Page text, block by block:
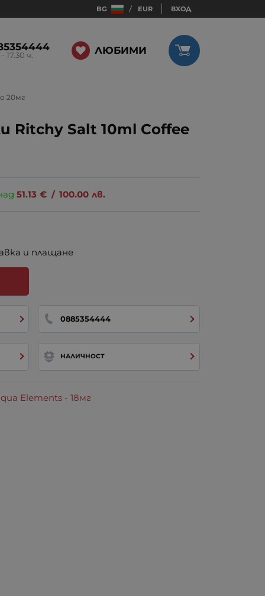
BG EUR ВХОД
17.30 ч. ЛЮБИМИ
20мг
Ritchy Salt 10ml Coffee
51.13 € / 100.00 лв.
и плащане
0885354444
НАЛИЧНОСТ
Elements - 18мг